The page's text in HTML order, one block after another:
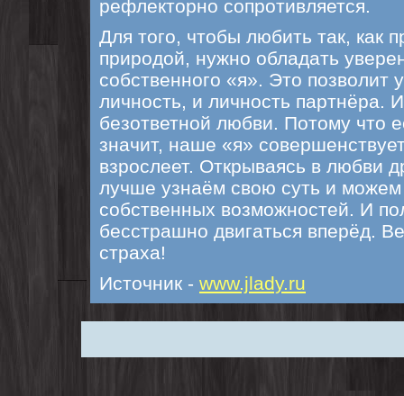
рефлекторно сопротивляется.
Для того, чтобы любить так, как
природой, нужно обладать
собственного «я». Это позволит
личность, и личность партнёра.
безответной любви. Потому что
значит, наше «я»
взрослеет. Открываясь в любви
лучше узнаём свою суть и
собственных возможностей. И
бесстрашно двигаться вперёд.
страха!
Источник - www.jlady.ru